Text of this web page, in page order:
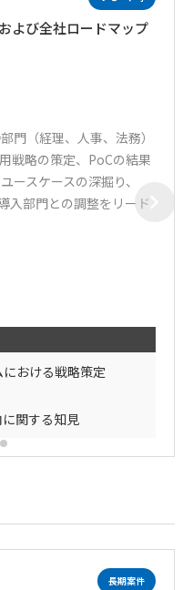
よび全社ロードマップ
門（経理、人事、法務）
戦略の策定、PoCの結果
ースケースの深掘り、
入部門との調整をリード
おける戦略策定
関する知見
長期案件